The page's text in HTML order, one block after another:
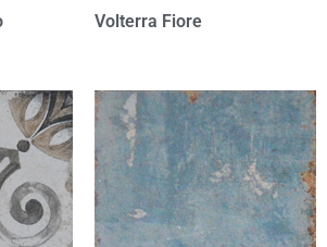
Volterra Fiore